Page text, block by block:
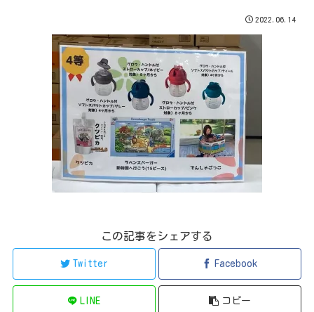
2022.06.14
この記事をシェアする
Twitter Facebook
LINE コピー